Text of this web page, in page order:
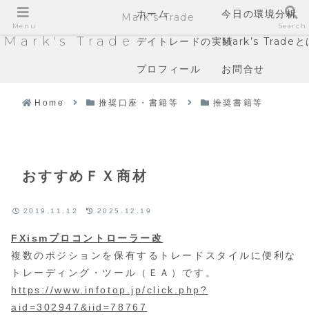
Mark's Trade
ホーム 今日の環境分析
デイトレードの実績Mark’s Tradeと
プロフィール お問合せ
Home 推奨口座・書籍等 推奨書籍等
おすすめＦＸ商材
2019.11.12 2025.12.19
FXismプロコントローラー改
複数のポジションを保有するトレードスタイルに便利な
トレーディング・ツール（ＥＡ）です。
https://www.infotop.jp/click.php?
aid=302947&iid=78767
Menu
Mark's Trade
Search